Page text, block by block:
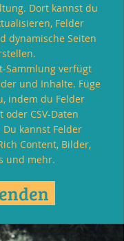
Dort kannst du
Felder
dynamische Seiten
Sammlung verfügt
und Inhalte. Füge
indem du Felder
oder CSV-Daten
kannst Felder
Content, Bilder,
und mehr.